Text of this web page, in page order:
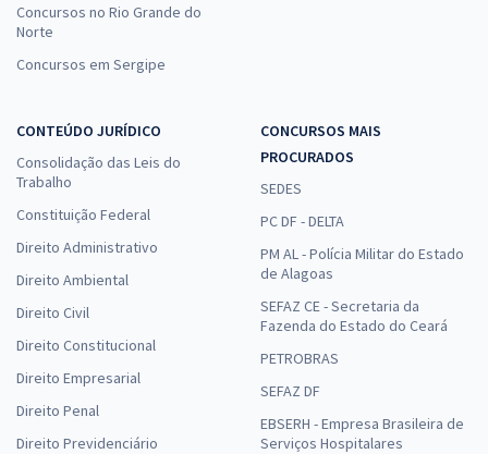
Concursos no Rio Grande do
Norte
Concursos em Sergipe
CONTEÚDO JURÍDICO
Consolidação das Leis do
Trabalho
Constituição Federal
Direito Administrativo
Direito Ambiental
Direito Civil
Direito Constitucional
Direito Empresarial
Direito Penal
Direito Previdenciário
CONCURSOS MAIS
PROCURADOS
SEDES
PC DF - DELTA
PM AL - Polícia Militar do Estado
de Alagoas
SEFAZ CE - Secretaria da
Fazenda do Estado do Ceará
PETROBRAS
SEFAZ DF
EBSERH - Empresa Brasileira de
Serviços Hospitalares